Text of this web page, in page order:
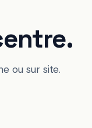
ou sur site.